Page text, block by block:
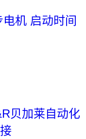
机 启动时间
贝加莱自动化